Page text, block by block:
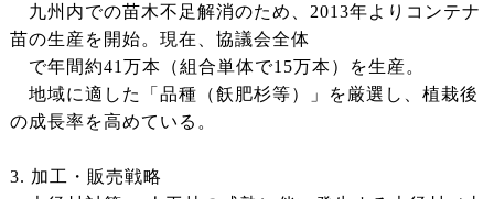
九州内での苗木不足解消のため、2013年よりコンテナ
苗の生産を開始。現在、協議会全体
で年間約41万本（組合単体で15万本）を生産。
地域に適した「品種（飫肥杉等）」を厳選し、植栽後
の成長率を高めている。
3. 加工・販売戦略